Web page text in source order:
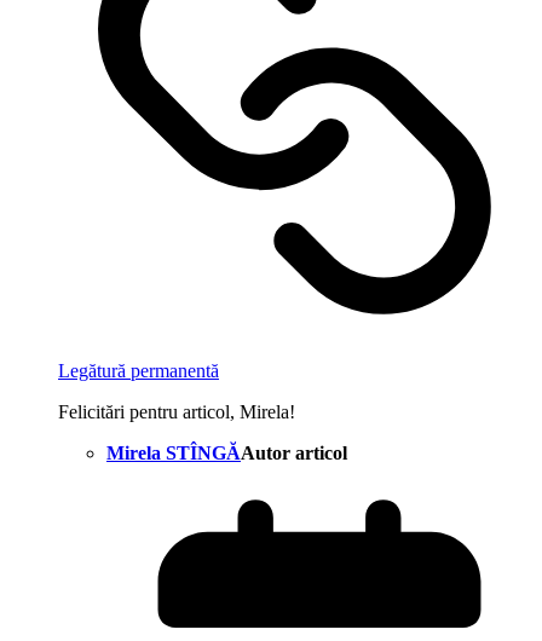
Legătură permanentă
Felicitări pentru articol, Mirela!
Mirela STÎNGĂAutor articol